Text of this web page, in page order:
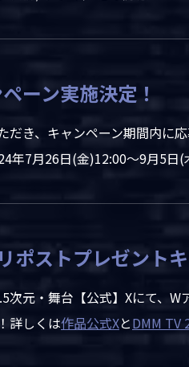
ーン実施決定！
だき、キャンペーン期間内に
年7月26日(金)12:00～9月5日(
ポストプレゼント
次元・舞台【公式】Xにて、
詳しくは作品公式XとDMM TV